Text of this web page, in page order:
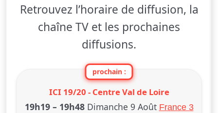
Retrouvez l’horaire de diffusion, la
chaîne TV et les prochaines
diffusions.
prochain :
ICI 19/20 - Centre Val de Loire
19h19– 19h48 Dimanche 9 Août France 3